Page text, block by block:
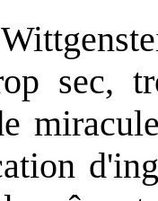
sec,